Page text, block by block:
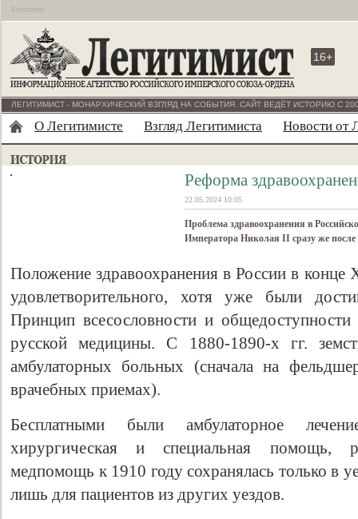
Бесплатно
16+
ЛЕГИТИМИСТ - МОНАРХИЧЕСКИЙ ВЗГЛЯД НА СОБЫТИЯ. САЙТ ВЕДЁТ ИСТОРИЮ С
О Легитимисте Взгляд Легитимиста Новости от
Реформа
22.05.2024 10:05
Проблема здравоохранения в
Императора Николая II сразу же после
Положение здравоохранения в России в конце
удовлетворительного, хотя уже были
Принцип всесословности и
русской медицины. С 1880-1890-х гг.
амбулаторных больных (сначала на
врачебных приемах).
Бесплатными были амбулаторное
хирургическая и специальная помощь,
медпомощь к 1910 году сохранялась только в
лишь для пациентов из других уездов.